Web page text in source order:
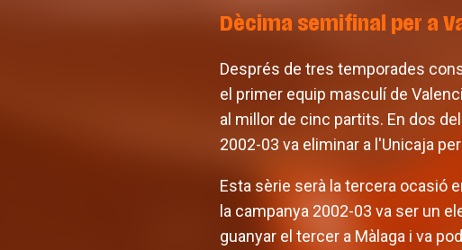
Dècima semifinal per a
Després de tres temporades
el primer equip masculí de
al millor de cinc partits. En dos
2002-03 va eliminar a l'Unicaja
Esta sèrie serà la tercera ocasió
la campanya 2002-03 va ser un
guanyar el tercer a Màlaga i va